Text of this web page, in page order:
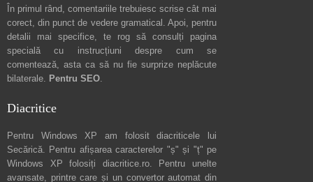
În primul rând, comentariile trebuiesc scrise cât mai
corect, din punct de vedere gramatical. Apoi, pentru
detalii mai specifice, te rog să consulți pagina
specială cu instrucțiuni despre cum se
comentează, asta ca să nu fie surprize neplăcute
bilaterale. Pentru SEO.
Diacritice
Pentru Windows XP am folosit diacriticele lui
Secărică. Pentru afișarea caracterelor "ș" și "ț" pe
Windows XP folosiți diacritice.ro. Pentru unelte
avansate, printre care și un convertor automat din